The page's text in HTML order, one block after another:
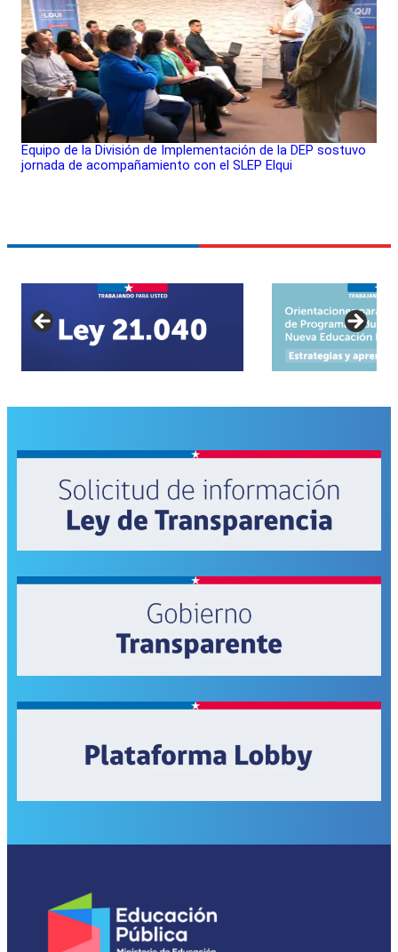
Equipo de la División de Implementación de la DEP sostuvo
jornada de acompañamiento con el SLEP Elqui